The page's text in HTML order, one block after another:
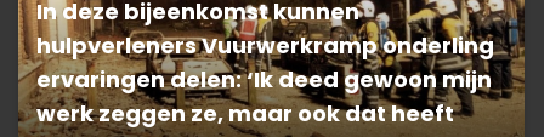
In deze bijeenkomst kunnen
hulpverleners Vuurwerkramp onderling
ervaringen delen: ‘Ik deed gewoon mijn
werk zeggen ze, maar ook dat heeft